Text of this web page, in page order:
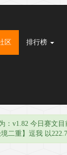
区 排行榜
：v1.82 今日赛文
二重】逗我 以